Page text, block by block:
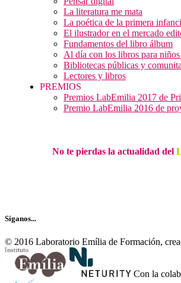
La literatura me mata
La poética de la primera
El ilustrador en el mercado
Fundamentos del libro álbum
Al día con los libros para
Bibliotecas públicas y
Lectores y libros
PREMIOS
Premios LabEmilia 2017 de
Premio LabEmilia 2016 de
No te pierdas la actualidad del
Síganos...
© 2016 Laboratorio Emília de Formación,
Con la